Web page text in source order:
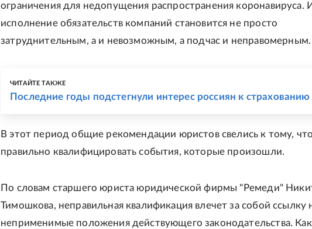
ограничения для недопущения распространения коронавируса.
исполнение обязательств компаний становится не просто
затруднительным, а и невозможным, а подчас и неправомерным.
ЧИТАЙТЕ ТАКЖЕ
Последние годы подстегнули интерес россиян к
В этот период общие рекомендации юристов свелись к тому,
правильно квалифицировать события, которые произошли.
По словам старшего юриста юридической фирмы "Ремеди"
Тимошкова, неправильная квалификация влечет за собой ссылку
неприменимые положения действующего законодательства. Как